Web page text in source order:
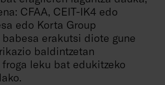
CFAA, CEIT-IK4 edo
edo Korta Group
erakutsi diote gune
baldintzetan
leku bat edukitzeko